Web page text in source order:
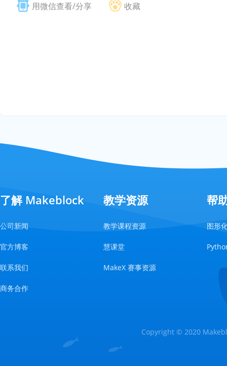
用微信查看/分享 收藏
了解 Makeblock
公司新闻
官方博客
联系我们
商务合作
教学资源
教学课程资源
慧课堂
MakeX 赛事资源
帮
图形
Copyright © 2020